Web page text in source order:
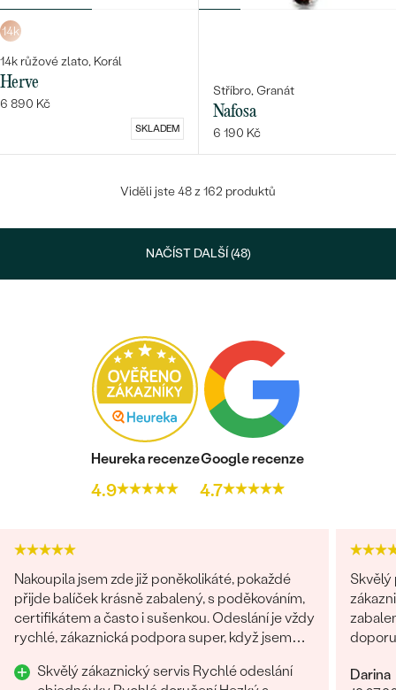
14k
14k růžové zlato, Korál
Herve
6 890 Kč
SKLADEM
Stříbro, Granát
Nafosa
6 190 Kč
Viděli jste 48 z 162 produktů
NAČÍST DALŠÍ (48)
Heureka recenze
4.9
Google recenze
4.7
Nakoupila jsem zde již poněkolikáté, pokaždé
přijde balíček krásně zabalený, s poděkováním,
certifikátem a často i sušenkou. Odeslání je vždy
rychlé, zákaznická podpora super, když jsem
Rozhodně tyto šperky doporučuji
Skvělý zákaznický servis Rychlé odeslání
Skvělý
Darina